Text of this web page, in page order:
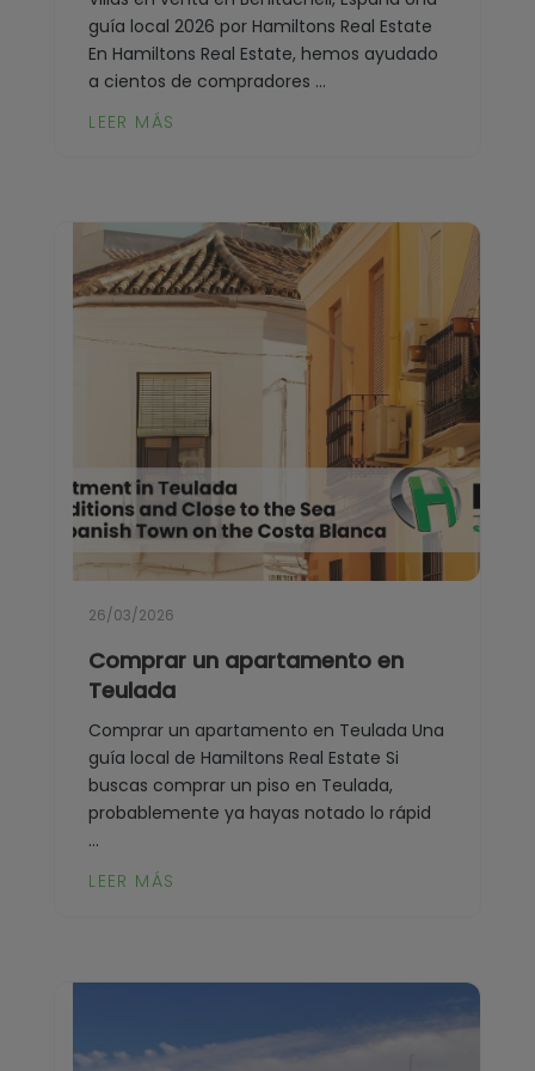
La Nucía
La Xara
Llíber
Los Montesinos
Monforte del Cid
Moraira
Mutxamel
Oliva
Ondara
Orba
Orihuela
Orihuela Costa
Parcent
Pedreguer
Pego
Penáguila
Planes
Jávea
La Font d'en Carròs
La Marina
La Xara
Llíber
Los Montesinos
Monforte del Cid
Moraira
Muchamiel
Murla
Mutxamel
Oliva
Orba
Orihuela
Orihuela Costa
Penáguila
guía local 2026 por Hamiltons Real Estate
En Hamiltons Real Estate, hemos ayudado
a cientos de compradores ...
LEER MÁS
26/03/2026
Comprar un apartamento en
Teulada
Comprar un apartamento en Teulada Una
guía local de Hamiltons Real Estate Si
buscas comprar un piso en Teulada,
probablemente ya hayas notado lo rápid
...
LEER MÁS